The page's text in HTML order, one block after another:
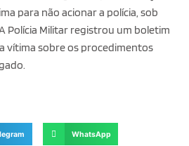
para não acionar a polícia, sob
Polícia Militar registrou um boletim
vítima sobre os procedimentos
WhatsApp